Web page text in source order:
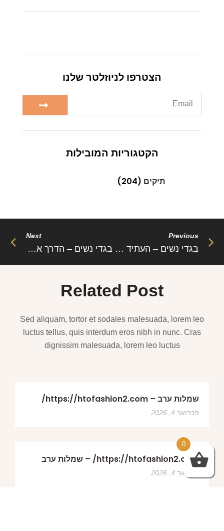
הצטרפו לניוזלטר שלנו
הקטגוריות המובילות
תיקים (204)
Previous
בגדי נשים – העתיד שלכן
Next
בגדי נשים – הדרך אל התהילה
Related Post
Sed aliquam, tortor et sodales malesuada, lorem leo
luctus tellus, quis interdum eros nibh in nunc. Cras
dignissim malesuada, lorem leo luctus
שמלות ערב – https://htofashion2.com/
פברואר 4, 2026
https://htofashion2.com/ – שמלות ערב
פברואר 4, 2026
0